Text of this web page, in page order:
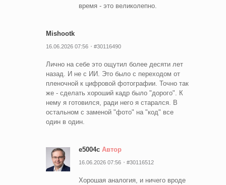
время - это великолепно.
Mishootk
16.06.2026 07:56 #30116490
Лично на себе это ощутил более десяти лет
назад. И не с ИИ. Это было с переходом от
пленочной к цифровой фотографии. Точно так
же - сделать хороший кадр было "дорого". К
нему я готовился, ради него я старался. В
остальном с заменой "фото" на "код" все
один в один.
e5004c Автор
16.06.2026 07:56 #30116512
Хорошая аналогия, и ничего вроде